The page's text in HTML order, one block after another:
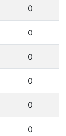
0
0
0
0
0
0